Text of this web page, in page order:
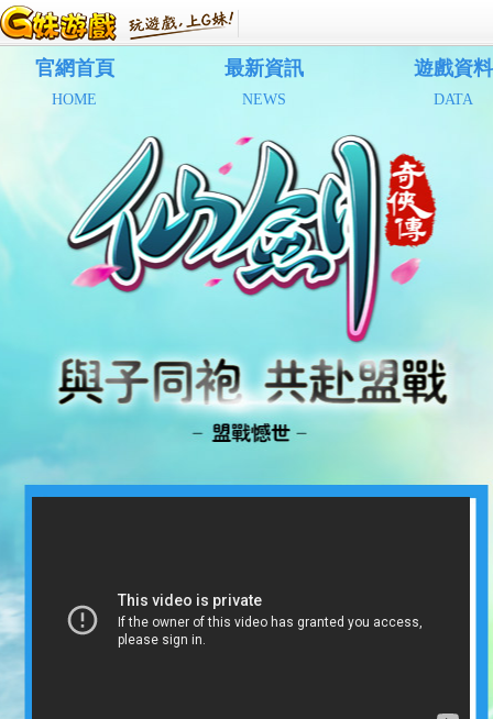
官網首頁
HOME
最新資訊
NEWS
遊戲資料
DATA